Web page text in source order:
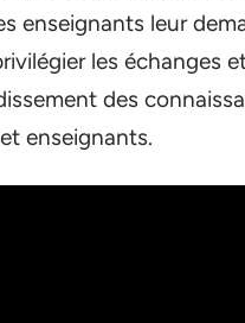
enseignants leur
les échanges
des
enseignants.